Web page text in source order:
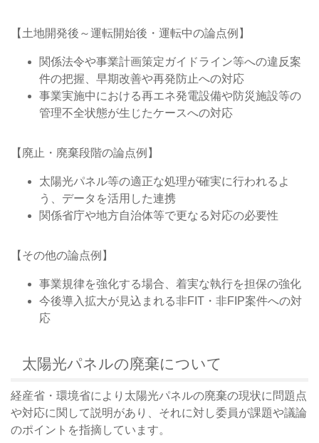
【土地開発後～運転開始後・運転中の論点例】
関係法令や事業計画策定ガイドライン等への違反案
件の把握、早期改善や再発防止への対応
事業実施中における再エネ発電設備や防災施設等の
管理不全状態が生じたケースへの対応
【廃止・廃棄段階の論点例】
太陽光パネル等の適正な処理が確実に行われるよ
う、データを活用した連携
関係省庁や地方自治体等で更なる対応の必要性
【その他の論点例】
事業規律を強化する場合、着実な執行を担保の強化
今後導入拡大が見込まれる非FIT・非FIP案件への対
応
太陽光パネルの廃棄について
経産省・環境省により太陽光パネルの廃棄の現状に問題点
や対応に関して説明があり、それに対し委員が課題や議論
のポイントを指摘しています。